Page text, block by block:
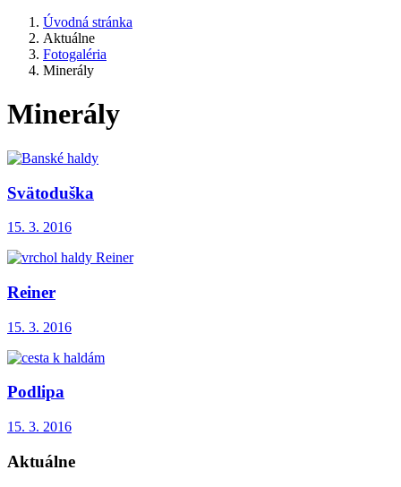
Úvodná stránka
Aktuálne
Fotogaléria
Minerály
Minerály
Svätoduška
15. 3. 2016
Reiner
15. 3. 2016
Podlipa
15. 3. 2016
Aktuálne